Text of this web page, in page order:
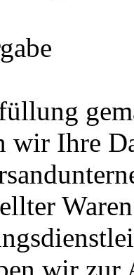
wir Ihre
wir